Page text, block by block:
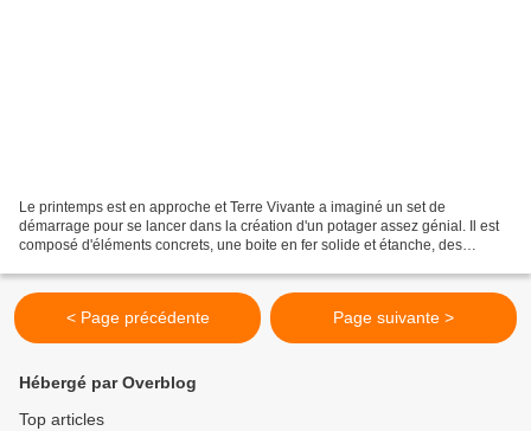
Le printemps est en approche et Terre Vivante a imaginé un set de
démarrage pour se lancer dans la création d'un potager assez génial. Il est
composé d'éléments concrets, une boite en fer solide et étanche, des
< Page précédente Page suivante >
Hébergé par Overblog
Top articles